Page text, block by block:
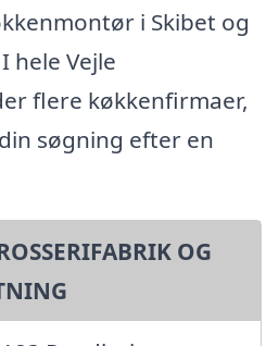
i Skibet og
hele Vejle
flere køkkenfirmaer,
søgning efter en
OG